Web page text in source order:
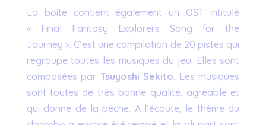
La boîte contient également un OST intitulé
« Final Fantasy Explorers Song for the
Journey ». C’est une compilation de 20 pistes qui
regroupe toutes les musiques du jeu. Elles sont
composées par Tsuyoshi Sekito. Les musiques
sont toutes de très bonne qualité, agréable et
qui donne de la pêche. A l’écoute, le thème du